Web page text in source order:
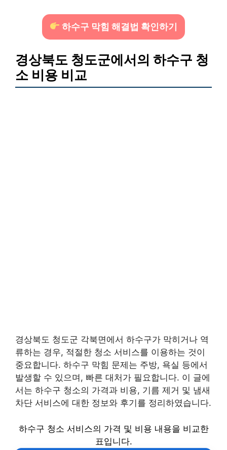
하수구 막힘 해결법 확인하기
경상북도 청도군에서의 하수구 청
소 비용 비교
경상북도 청도군 각북면에서 하수구가 막히거나 역
류하는 경우, 적절한 청소 서비스를 이용하는 것이
중요합니다. 하수구 막힘 문제는 주방, 욕실 등에서
발생할 수 있으며, 빠른 대처가 필요합니다. 이 글에
서는 하수구 청소의 가격과 비용, 기름 제거 및 냄새
차단 서비스에 대한 정보와 후기를 정리하였습니다.
하수구 청소 서비스의 가격 및 비용 내용을 비교한
표입니다.